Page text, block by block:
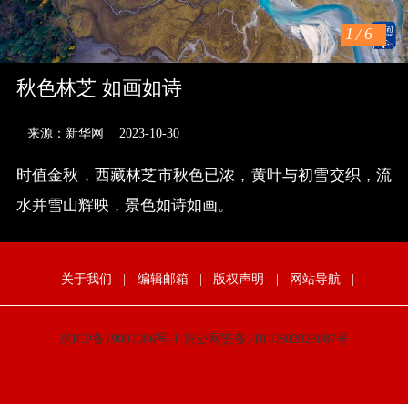
1 /6
秋色林芝 如画如诗
来源：新华网 2023-10-30
时值金秋，西藏林芝市秋色已浓，黄叶与初雪交织，流
水并雪山辉映，景色如诗如画。
关于我们 | 编辑邮箱 | 版权声明 | 网站导航 |
京ICP备19001086号-1 京公网安备11010802028087号